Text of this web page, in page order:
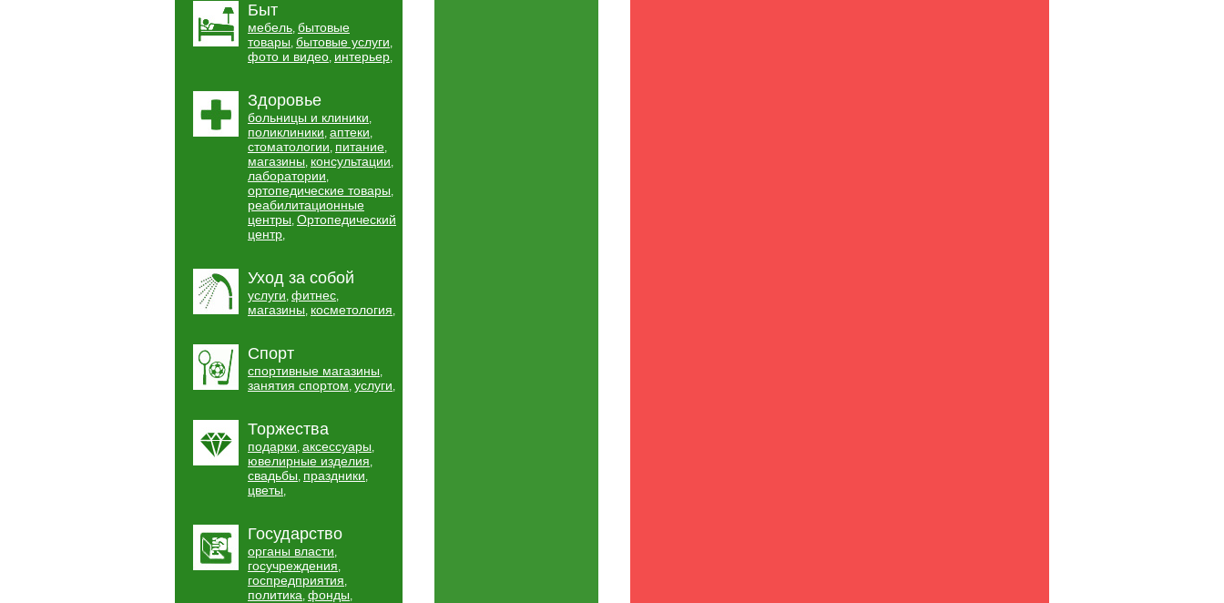
Быт
мебель, бытовые
товары, бытовые услуги,
фото и видео, интерьер,
Здоровье
больницы и клиники,
поликлиники, аптеки,
стоматологии, питание,
магазины, консультации,
лаборатории,
ортопедические товары,
реабилитационные
центры, Ортопедический
центр,
Уход за собой
услуги, фитнес,
магазины, косметология,
Спорт
спортивные магазины,
занятия спортом, услуги,
Торжества
подарки, аксессуары,
ювелирные изделия,
свадьбы, праздники,
цветы,
Государство
органы власти,
госучреждения,
госпредприятия,
политика, фонды,